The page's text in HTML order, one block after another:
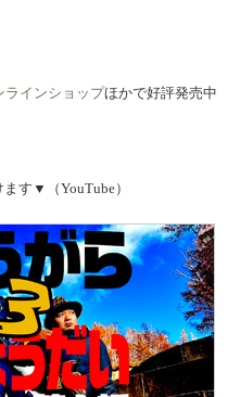
ラインショップほかで好評発売中
す▼（YouTube）